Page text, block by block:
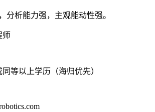
分析能力强，主观能动性强。
师
等以上学历（海归优先）